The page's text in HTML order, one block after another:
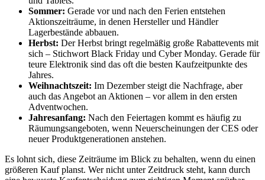
Sommer: Gerade vor und nach den Ferien entstehen
Aktionszeiträume, in denen Hersteller und Händler
Lagerbestände abbauen.
Herbst: Der Herbst bringt regelmäßig große Rabattevents mit
sich – Stichwort Black Friday und Cyber Monday. Gerade für
teure Elektronik sind das oft die besten Kaufzeitpunkte des
Jahres.
Weihnachtszeit: Im Dezember steigt die Nachfrage, aber
auch das Angebot an Aktionen – vor allem in den ersten
Adventwochen.
Jahresanfang: Nach den Feiertagen kommt es häufig zu
Räumungsangeboten, wenn Neuerscheinungen der CES oder
neuer Produktgenerationen anstehen.
Es lohnt sich, diese Zeiträume im Blick zu behalten, wenn du einen
größeren Kauf planst. Wer nicht unter Zeitdruck steht, kann durch